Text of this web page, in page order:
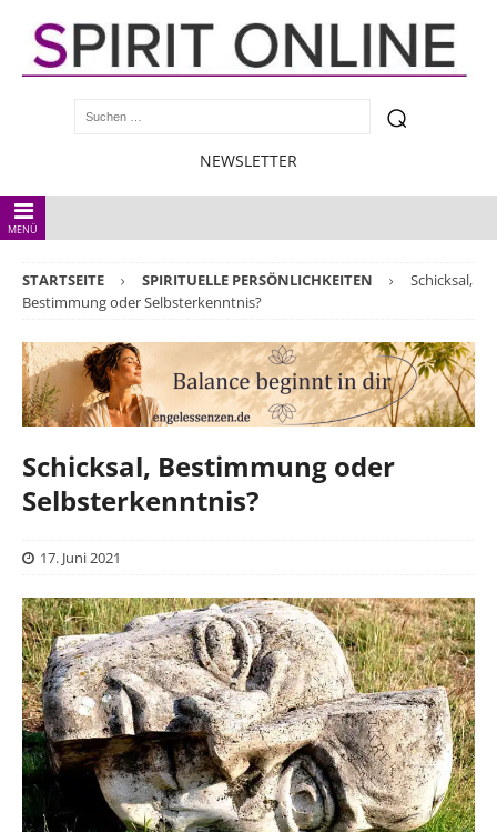
NEWSLETTER
MENÜ
STARTSEITE SPIRITUELLE PERSÖNLICHKEITEN
Schicksal,
Bestimmung oder Selbsterkenntnis?
Schicksal, Bestimmung oder
Selbsterkenntnis?
17. Juni 2021